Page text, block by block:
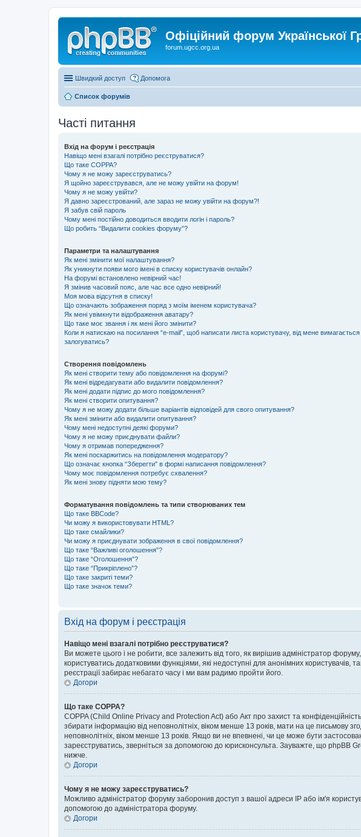
Офіційний форум Української
forum.ugcc.org.ua
Швидкий доступ Допомога
Список форумів
Часті питання
Вхід на форум і реєстрація
Навіщо мені взагалі потрібно реєструватися?
Що таке COPPA?
Чому я не можу зареєструватись?
Я щойно зареєструвався, але не можу увійти на форум!
Чому я не можу увійти?
Я давно зареєстрований, але зараз не можу увійти на форум?!
Я забув свій пароль
Чому мені постійно доводиться вводити логін і пароль?
Що робить “Видалити cookies форуму”?
Параметри та налаштування
Як мені змінити мої налаштування?
Як уникнути появи мого імені в списку користувачів онлайн?
На форумі встановлено невірний час!
Я змінив часовий пояс, але час все одно невірний!
Моя мова відсутня в списку!
Що означають зображення поряд з моїм іменем користувача?
Як мені увімкнути відображення аватару?
Що таке моє звання і як мені його змінити?
Коли я натискаю на посилання “e-mail”, щоб написати листа користувачу, від мене вимагається
залогуватись?
Створення повідомлень
Як мені створити тему або повідомлення на форумі?
Як мені відредагувати або видалити повідомлення?
Як мені додати підпис до мого повідомлення?
Як мені створити опитування?
Чому я не можу додати більше варіантів відповідей для свого опитування?
Як мені змінити або видалити опитування?
Чому мені недоступні деякі форуми?
Чому я не можу приєднувати файли?
Чому я отримав попередження?
Як мені поскаржитись на повідомлення модератору?
Що означає кнопка “Зберегти” в формі написання повідомлення?
Чому моє повідомлення потребує схвалення?
Як мені знову підняти мою тему?
Форматування повідомлень та типи створюваних тем
Що таке BBCode?
Чи можу я використовувати HTML?
Що таке смайлики?
Чи можу я приєднувати зображення в свої повідомлення?
Що таке “Важливі оголошення”?
Що таке “Оголошення”?
Що таке “Прикріплено”?
Що таке закриті теми?
Що таке значок теми?
Вхід на форум і реєстрація
Навіщо мені взагалі потрібно реєструватися?
Ви можете цього і не робити, все залежить від того, як вирішив адміністратор
користуватись додатковими функціями, які недоступні для анонімних
реєстрації забирає небагато часу і ми вам радимо пройти його.
Догори
Що таке COPPA?
COPPA (Child Online Privacy and Protection Act) або Акт про захист та
збирати інформацію від неповнолітніх, віком менше 13 років, мати на це письмову
неповнолітніх, віком менше 13 років. Якщо ви не впевнені, чи це може бути
зареєструватись, зверніться за допомогою до юрисконсульта. Зауважте, що phpBB
нижче.
Догори
Чому я не можу зареєструватись?
Можливо адміністратор форуму заборонив доступ з вашої адреси IP або ім'я
допомогою до адміністратора форуму.
Догори